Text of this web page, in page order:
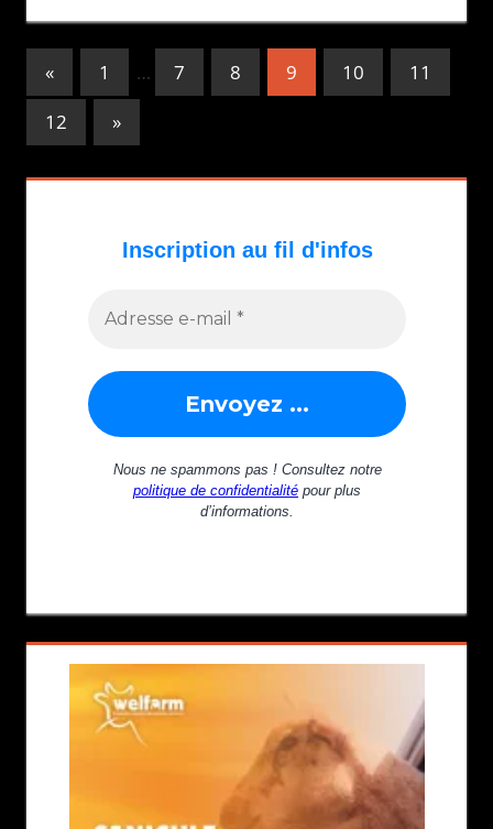
Pagination
des
publications
«Publications
précédentes
1 … 7 8 9 10
11
12
Publications
suivantes :
»